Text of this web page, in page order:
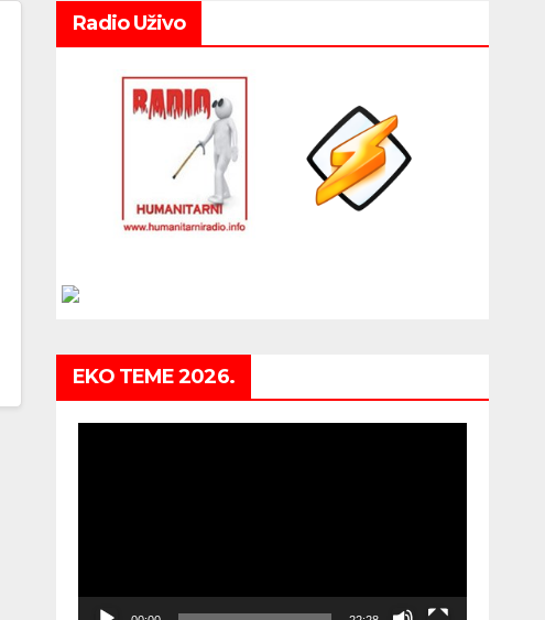
Radio Uživo
EKO TEME 2026.